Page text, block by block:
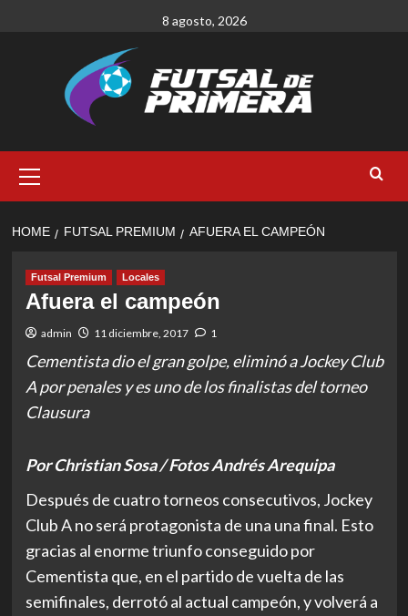
8 agosto, 2026
Menu
HOME FUTSAL PREMIUM AFUERA EL CAMPEÓN
Futsal Premium Locales
Afuera el campeón
admin 11 diciembre, 2017 1
Cementista dio el gran golpe, eliminó a Jockey Club
A por penales y es uno de los finalistas del torneo
Clausura
Por Christian Sosa / Fotos Andrés Arequipa
Después de cuatro torneos consecutivos, Jockey
Club A no será protagonista de una una final. Esto
gracias al enorme triunfo conseguido por
Cementista que, en el partido de vuelta de las
semifinales, derrotó al actual campeón, y volverá a